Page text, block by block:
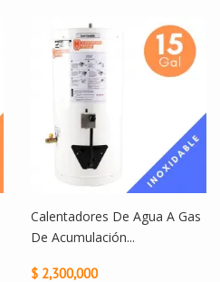
Calentadores De Agua A Gas
De Acumulación...
$ 2,300,000